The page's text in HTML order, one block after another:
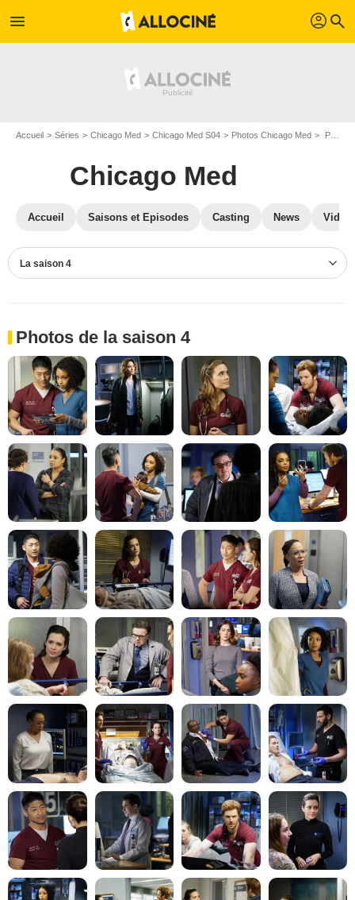
menu profil search
Accueil Séries Chicago Med Chicago Med S04 Photos Chicago Med Photos Chicago Med S04
Chicago Med
Accueil Saisons et Episodes Casting News
La saison 4
Photos de la saison 4